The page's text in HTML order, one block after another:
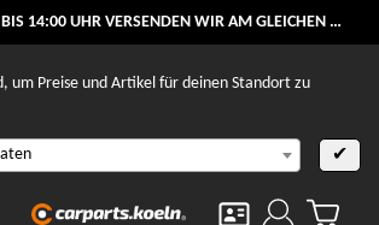
AB 80 €
14:00 UHR VERSENDEN WIR AM GLEICHEN WERKTAG
um Preise und Artikel für deinen Standort zu
✔